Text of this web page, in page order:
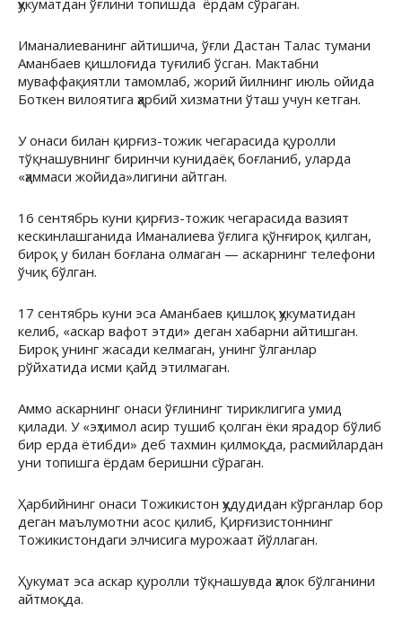
ҳукуматдан ўғлини топишда ёрдам сўраган.
Иманалиеванинг айтишича, ўғли Дастан Талас тумани
Аманбаев қишлоғида туғилиб ўсган. Мактабни
муваффақиятли тамомлаб, жорий йилнинг июль ойида
Боткен вилоятига ҳарбий хизматни ўташ учун кетган.
У онаси билан қирғиз-тожик чегарасида қуролли
тўқнашувнинг биринчи кунидаёқ боғланиб, уларда
«ҳаммаси жойида»лигини айтган.
16 сентябрь куни қирғиз-тожик чегарасида вазият
кескинлашганида Иманалиева ўғлига қўнғироқ қилган,
бироқ у билан боғлана олмаган — аскарнинг телефони
ўчиқ бўлган.
17 сентябрь куни эса Аманбаев қишлоқ ҳукуматидан
келиб, «аскар вафот этди» деган хабарни айтишган.
Бироқ унинг жасади келмаган, унинг ўлганлар
рўйхатида исми қайд этилмаган.
Аммо аскарнинг онаси ўғлининг тириклигига умид
қилади. У «эҳтимол асир тушиб қолган ёки ярадор бўлиб
бир ерда ётибди» деб тахмин қилмоқда, расмийлардан
уни топишга ёрдам беришни сўраган.
Ҳарбийнинг онаси Тожикистон ҳудудидан кўрганлар бор
деган маълумотни асос қилиб, Қирғизистоннинг
Тожикистондаги элчисига мурожаат йўллаган.
Ҳукумат эса аскар қуролли тўқнашувда ҳалок бўлганини
айтмоқда.